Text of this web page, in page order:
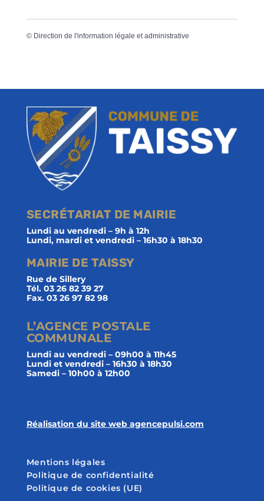
© Direction de l'information légale et administrative
SECRÉTARIAT DE MAIRIE
Lundi au vendredi – 9h à 12h
Lundi, mardi et vendredi – 16h30 à 18h30
MAIRIE DE TAISSY
Rue de Sillery
Tél. 03 26 82 39 27
Fax. 03 26 97 82 98
L’AGENCE POSTALE
COMMUNALE
Lundi au vendredi – 09h00 à 11h45
Lundi et vendredi – 16h30 à 18h30
Samedi – 10h00 à 12h00
Réalisation du site web agencepulsi.com
Mentions légales
Politique de confidentialité
Politique de cookies (UE)